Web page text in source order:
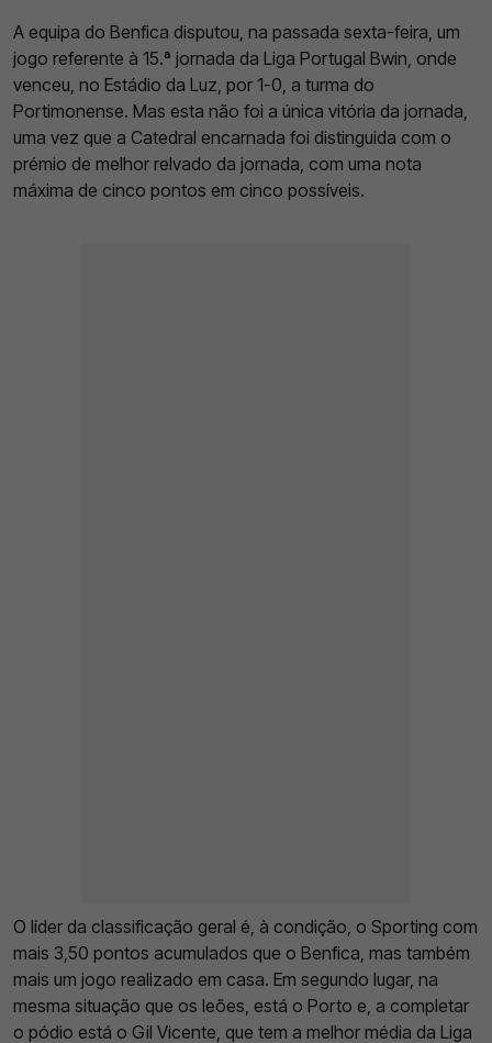
A equipa do Benfica disputou, na passada sexta-feira, um
jogo referente à 15.ª jornada da Liga Portugal Bwin, onde
venceu, no Estádio da Luz, por 1-0, a turma do
Portimonense. Mas esta não foi a única vitória da jornada,
uma vez que a Catedral encarnada foi distinguida com o
prémio de melhor relvado da jornada, com uma nota
máxima de cinco pontos em cinco possíveis.
O líder da classificação geral é, à condição, o Sporting com
mais 3,50 pontos acumulados que o Benfica, mas também
mais um jogo realizado em casa. Em segundo lugar, na
mesma situação que os leões, está o Porto e, a completar
o pódio está o Gil Vicente, que tem a melhor média da Liga